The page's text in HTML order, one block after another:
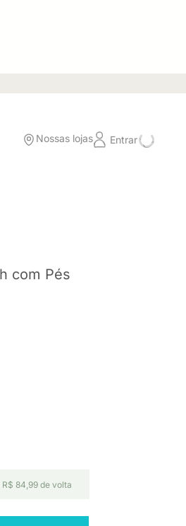
Nossas lojas Entrar
com Pés
84,99 de volta